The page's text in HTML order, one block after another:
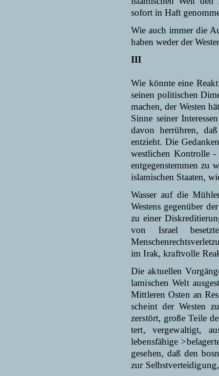
sofort in Haft
Wie auch immer die
haben weder der
III
Wie könnte eine
seinen politischen
machen, der Westen
Sinne seiner
davon herrühren,
entzieht. Die
westlichen Kontrolle
entgegenstemmen zu
islamischen Staaten,
Wasser auf die
Westens gegenüber
zu einer
von Israel
im Irak, kraftvolle
Die aktuellen
lamischen Welt
Mittleren Osten an
scheint der Westen
zerstört, große Teile
tert, vergewaltigt,
lebensfähige
gesehen, daß den
zur